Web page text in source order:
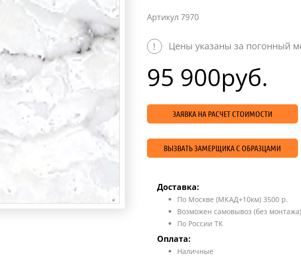
Артикул 7970
! Цены указаны за погонный
95 900руб.
ЗАЯВКА НА РАСЧЕТ СТОИМОСТИ
ВЫЗВАТЬ ЗАМЕРЩИКА С ОБРАЗЦАМИ
Доставка:
По Москве (МКАД+10км) 3500 р.
Возможен самовывоз (без монтажа)
По России ТК
Оплата:
Наличные